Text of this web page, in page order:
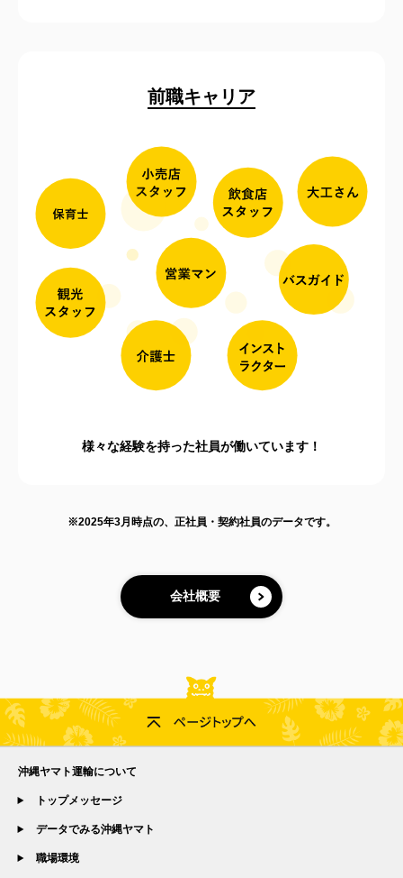
前職キャリア
様々な経験を持った社員が働いています！
※2025年3⽉時点の、正社員・契約社員のデータです。
会社概要
沖縄ヤマト運輸について
トップメッセージ
データでみる沖縄ヤマト
職場環境